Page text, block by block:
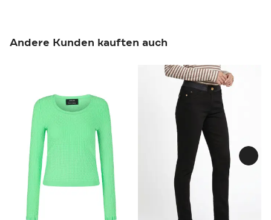
Andere Kunden kauften auch